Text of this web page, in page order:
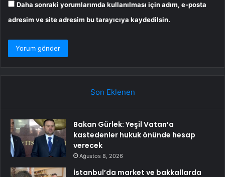
Daha sonraki yorumlarımda kullanılması için adım, e-posta
adresim ve site adresim bu tarayıcıya kaydedilsin.
Son Eklenen
Bakan Gürlek: Yeşil Vatan’a
kastedenler hukuk önünde hesap
verecek
Ağustos 8, 2026
İstanbul’da market ve bakkallarda